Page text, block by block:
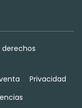
derechos
Privacidad